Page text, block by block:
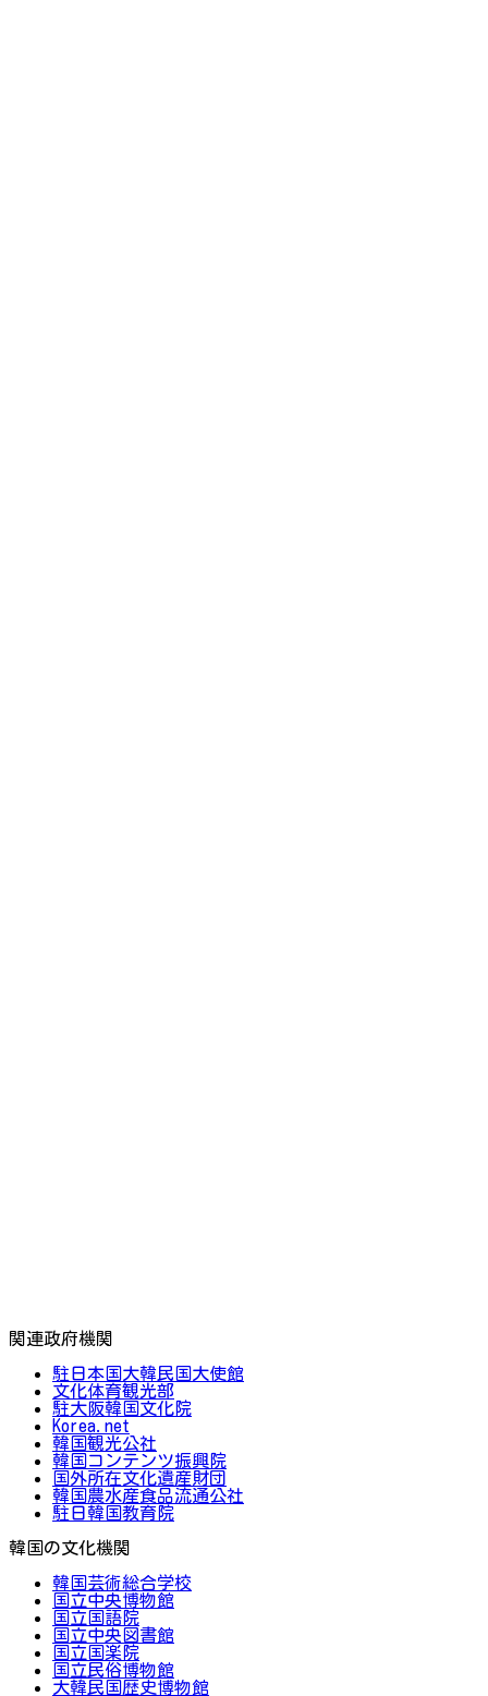
関連政府機関
駐日本国大韓民国大使館
文化体育観光部
駐大阪韓国文化院
Korea.net
韓国観光公社
韓国コンテンツ振興院
国外所在文化遺産財団
韓国農水産食品流通公社
駐日韓国教育院
韓国の文化機関
韓国芸術総合学校
国立中央博物館
国立国語院
国立中央図書館
国立国楽院
国立民俗博物館
大韓民国歴史博物館